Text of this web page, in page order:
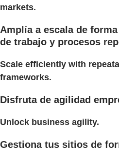
markets.
Amplía a escala de
de trabajo y procesos
Scale efficiently with
frameworks.
Disfruta de agilidad
Unlock business agility.
Gestiona tus sitios de